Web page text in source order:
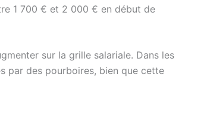
1 700 € et 2 000 € en début de
sur la grille salariale. Dans les
par des pourboires, bien que cette